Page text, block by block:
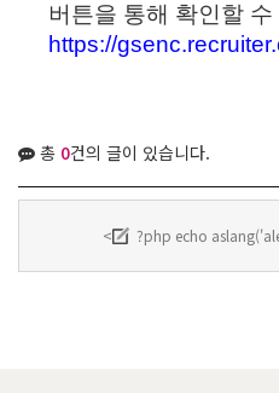
버튼을 통해 확인할
https://
총 0건의 글이 있습니다.
< ?php echo